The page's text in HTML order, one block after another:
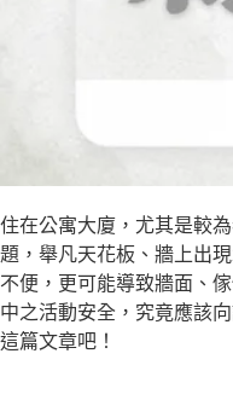
住在公寓大廈，尤其是較
題，舉凡天花板、牆上出
不便，更可能導致牆面、
中之活動安全，究竟應該
這篇文章吧！